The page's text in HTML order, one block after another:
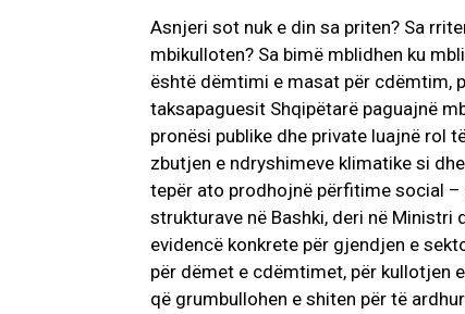
Asnjeri sot nuk e din sa priten? Sa
mbikulloten? Sa bimë mblidhen ku
është dëmtimi e masat për cdëmtim,
taksapaguesit Shqipëtarë paguajnë
pronësi publike dhe private luajnë rol
zbutjen e ndryshimeve klimatike si
tepër ato prodhojnë përfitime social –
strukturave në Bashki, deri në
evidencë konkrete për gjendjen e
për dëmet e cdëmtimet, për kullotjen
që grumbullohen e shiten për të